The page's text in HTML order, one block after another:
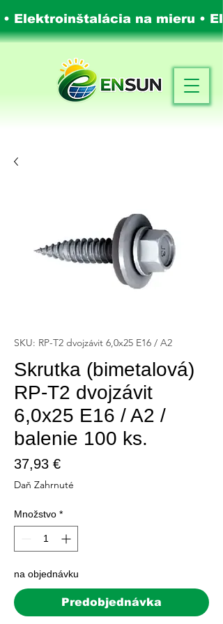
Elektroinštalácia na mieru •
SKU: RP-T2 dvojzávit 6,0x25 E16 / A2
Skrutka (bimetalová)
RP-T2 dvojzávit
6,0x25 E16 / A2 /
balenie 100 ks.
37,93 €Price
Daň Zahrnuté
Množstvo *
na objednávku
Predobjednávka